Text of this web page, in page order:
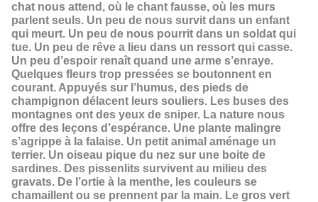
chat nous attend, où le chant fausse, où les murs
parlent seuls. Un peu de nous survit dans un enfant
qui meurt. Un peu de nous pourrit dans un soldat qui
tue. Un peu de rêve a lieu dans un ressort qui casse.
Un peu d’espoir renaît quand une arme s’enraye.
Quelques fleurs trop pressées se boutonnent en
courant. Appuyés sur l’humus, des pieds de
champignon délacent leurs souliers. Les buses des
montagnes ont des yeux de sniper. La nature nous
offre des leçons d’espérance. Une plante malingre
s’agrippe à la falaise. Un petit animal aménage un
terrier. Un oiseau pique du nez sur une boite de
sardines. Des pissenlits survivent au milieu des
gravats. De l’ortie à la menthe, les couleurs se
chamaillent ou se prennent par la main. Le gros vert